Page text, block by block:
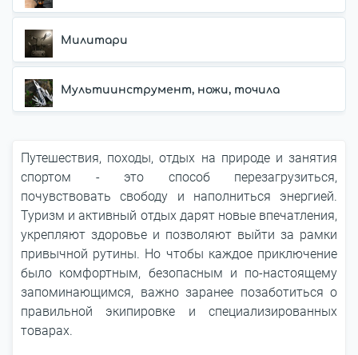
Милитари
Мультиинструмент, ножи, точила
Путешествия, походы, отдых на природе и занятия
спортом - это способ перезагрузиться,
почувствовать свободу и наполниться энергией.
Туризм и активный отдых дарят новые впечатления,
укрепляют здоровье и позволяют выйти за рамки
привычной рутины. Но чтобы каждое приключение
было комфортным, безопасным и по-настоящему
запоминающимся, важно заранее позаботиться о
правильной экипировке и специализированных
товарах.